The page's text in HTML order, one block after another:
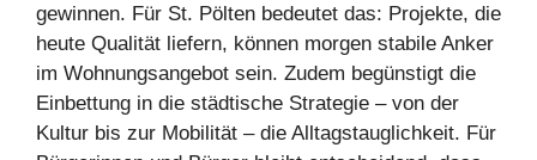
gewinnen. Für St. Pölten bedeutet das: Projekte, die
heute Qualität liefern, können morgen stabile Anker
im Wohnungsangebot sein. Zudem begünstigt die
Einbettung in die städtische Strategie – von der
Kultur bis zur Mobilität – die Alltagstauglichkeit. Für